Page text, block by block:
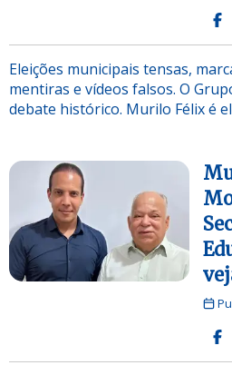
Eleições municipais tensas,
mentiras e vídeos falsos. O
debate histórico. Murilo Félix é